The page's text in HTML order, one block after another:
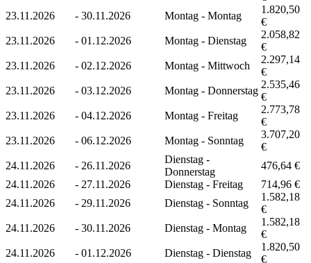
23.11.2026
- 30.11.2026 Montag - Montag
1.820,50
€
23.11.2026
- 01.12.2026 Montag - Dienstag
2.058,82
€
23.11.2026
- 02.12.2026 Montag - Mittwoch
2.297,14
€
23.11.2026
- 03.12.2026 Montag - Donnerstag
2.535,46
€
23.11.2026
- 04.12.2026 Montag - Freitag
2.773,78
€
23.11.2026
- 06.12.2026 Montag - Sonntag
3.707,20
€
24.11.2026
- 26.11.2026
Dienstag -
Donnerstag
476,64 €
24.11.2026
- 27.11.2026 Dienstag - Freitag
714,96 €
24.11.2026
- 29.11.2026 Dienstag - Sonntag
1.582,18
€
24.11.2026
- 30.11.2026 Dienstag - Montag
1.582,18
€
24.11.2026
- 01.12.2026 Dienstag - Dienstag
1.820,50
€